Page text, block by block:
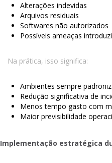
Alterações indevidas
Arquivos residuais
Softwares não autorizados
Possíveis ameaças
Na prática, isso significa:
Ambientes sempre
Redução significativa de
Menos tempo gasto com
Maior previsibilidade
Implementação estratégica